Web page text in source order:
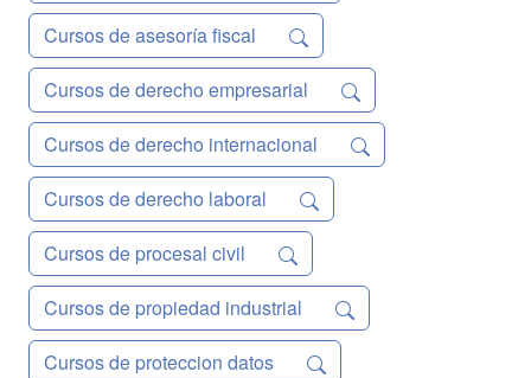
Cursos de asesoría fiscal
Cursos de derecho empresarial
Cursos de derecho internacional
Cursos de derecho laboral
Cursos de procesal civil
Cursos de propiedad industrial
Cursos de proteccion datos